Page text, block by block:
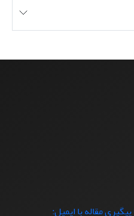
مقاله با ایمیل: